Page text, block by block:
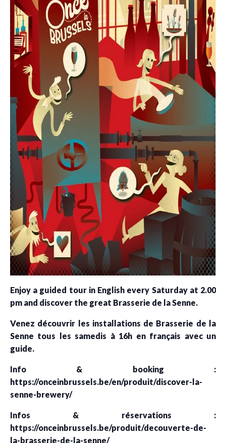
Enjoy a guided tour in English every Saturday at 2.00
pm and discover the great Brasserie de la Senne.
Venez découvrir les installations de Brasserie de la
Senne tous les samedis à 16h en français avec un
guide.
Info & booking :
https://onceinbrussels.be/en/produit/discover-la-
senne-brewery/
Infos & réservations :
https://onceinbrussels.be/produit/decouverte-de-
la-brasserie-de-la-senne/